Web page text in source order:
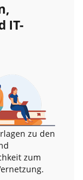
IT-
zu den
zum